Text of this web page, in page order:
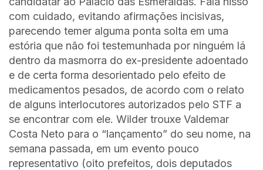
com cuidado, evitando afirmações incisivas,
parecendo temer alguma ponta solta em uma
estória que não foi testemunhada por ninguém lá
dentro da masmorra do ex-presidente adoentado
e de certa forma desorientado pelo efeito de
medicamentos pesados, de acordo com o relato
de alguns interlocutores autorizados pelo STF a
se encontrar com ele. Wilder trouxe Valdemar
Costa Neto para o “lançamento” do seu nome, na
semana passada, em um evento pouco
representativo (oito prefeitos, dois deputados